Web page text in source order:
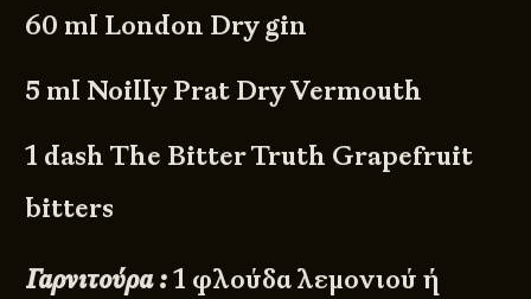
60 ml London Dry gin
5 ml Noilly Prat Dry Vermouth
1 dash The Bitter Truth Grapefruit
bitters
Γαρνιτούρα :1 φλούδα λεμονιού ή